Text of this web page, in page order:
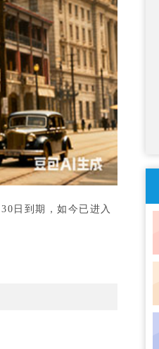
日到期，如今已进入